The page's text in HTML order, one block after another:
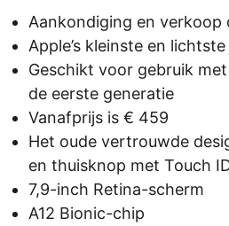
Aankondiging en verkoop
Apple’s kleinste en lichtste
Geschikt voor gebruik
de eerste generatie
Vanafprijs is € 459
Het oude vertrouwde
en thuisknop met Touch
7,9-inch Retina-scherm
A12 Bionic-chip